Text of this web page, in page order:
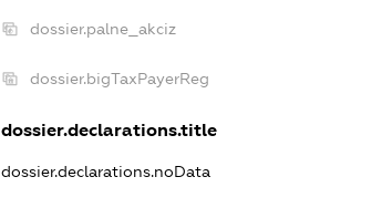
dossier.palne_akciz
dossier.bigTaxPayerReg
dossier.declarations.title
dossier.declarations.noData